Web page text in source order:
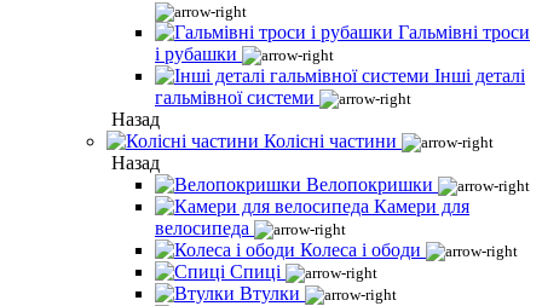
Гальмівні троси
і рубашки
Інші деталі
гальмівної системи
Назад
Колісні частини
Назад
Велопокришки
Камери для
велосипеда
Колеса і ободи
Спиці
Втулки